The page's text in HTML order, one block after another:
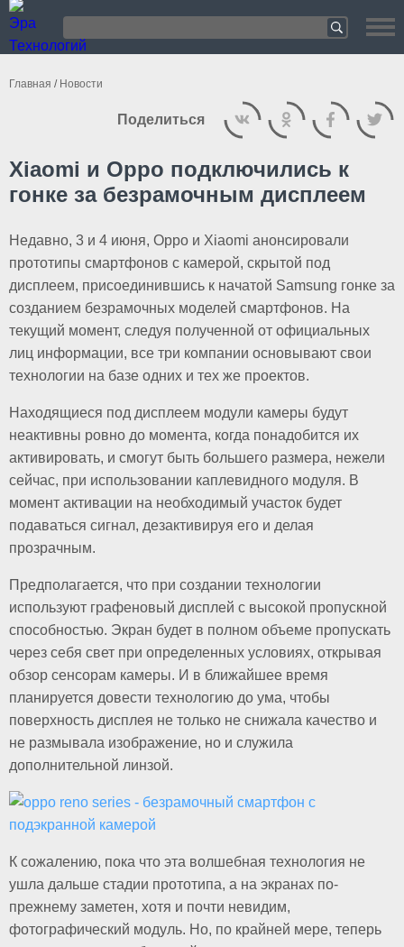
Главная / Новости
Xiaomi и Oppo подключились к
гонке за безрамочным дисплеем
Недавно, 3 и 4 июня, Oppo и Xiaomi анонсировали
прототипы смартфонов с камерой, скрытой под
дисплеем, присоединившись к начатой Samsung гонке за
созданием безрамочных моделей смартфонов. На
текущий момент, следуя полученной от официальных
лиц информации, все три компании основывают свои
технологии на базе одних и тех же проектов.
Находящиеся под дисплеем модули камеры будут
неактивны ровно до момента, когда понадобится их
активировать, и смогут быть большего размера, нежели
сейчас, при использовании каплевидного модуля. В
момент активации на необходимый участок будет
подаваться сигнал, дезактивируя его и делая
прозрачным.
Предполагается, что при создании технологии
используют графеновый дисплей с высокой пропускной
способностью. Экран будет в полном объеме пропускать
через себя свет при определенных условиях, открывая
обзор сенсорам камеры. И в ближайшее время
планируется довести технологию до ума, чтобы
поверхность дисплея не только не снижала качество и
не размывала изображение, но и служила
дополнительной линзой.
К сожалению, пока что эта волшебная технология не
ушла дальше стадии прототипа, а на экранах по-
прежнему заметен, хотя и почти невидим,
фотографический модуль. Но, по крайней мере, теперь
Поделиться